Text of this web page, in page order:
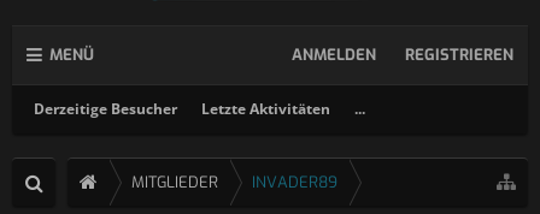
MENÜ
Derzeitige Besucher Letzte Aktivitäten ...
ANMELDEN REGISTRIEREN
MITGLIEDER INVADER89